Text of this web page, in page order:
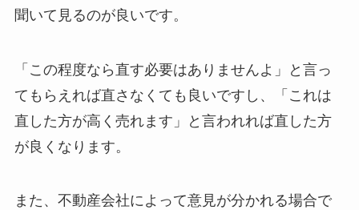
聞いて見るのが良いです。
「この程度なら直す必要はありませんよ」と言っ
てもらえれば直さなくても良いですし、「これは
直した方が高く売れます」と言われれば直した方
が良くなります。
また、不動産会社によって意見が分かれる場合で